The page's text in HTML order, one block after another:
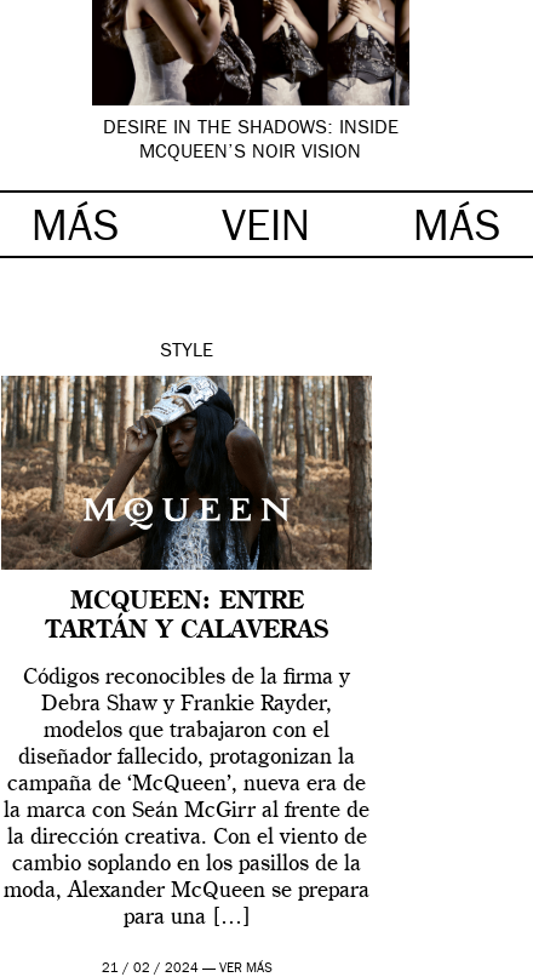
DESIRE IN THE SHADOWS: INSIDE
MCQUEEN’S NOIR VISION
MÁS VEIN MÁS
STYLE
MCQUEEN: ENTRE
TARTÁN Y CALAVERAS
Códigos reconocibles de la firma y
Debra Shaw y Frankie Rayder,
modelos que trabajaron con el
diseñador fallecido, protagonizan la
campaña de ‘McQueen’, nueva era de
la marca con Seán McGirr al frente de
la dirección creativa. Con el viento de
cambio soplando en los pasillos de la
moda, Alexander McQueen se prepara
para una […]
21 / 02 / 2024 — VER MÁS